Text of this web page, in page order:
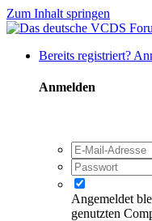
Zum Inhalt springen
Bereits registriert?
Anmelden
Angemeldet
genutzten